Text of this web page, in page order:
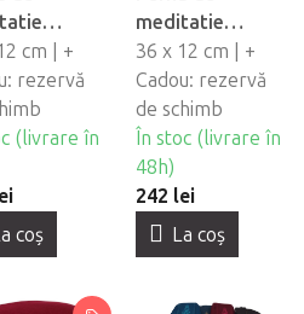
cu husa -
cm | +
rezervă
(livrare în
coş
meditatie
PRANA cu husa -
gri
36 x 12 cm | +
Cadou: rezervă
de schimb
În stoc (livrare în
48h)
242 lei
La coş